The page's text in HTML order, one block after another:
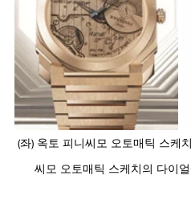
(좌) 옥토 피니씨모 오토매틱 스케
씨모 오토매틱 스케치의 다이